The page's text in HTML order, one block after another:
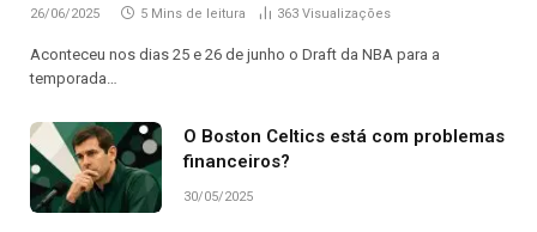
26/06/2025 5 Mins de leitura 363 Visualizações
Aconteceu nos dias 25 e 26 de junho o Draft da NBA para a
temporada…
O Boston Celtics está com problemas
financeiros?
30/05/2025